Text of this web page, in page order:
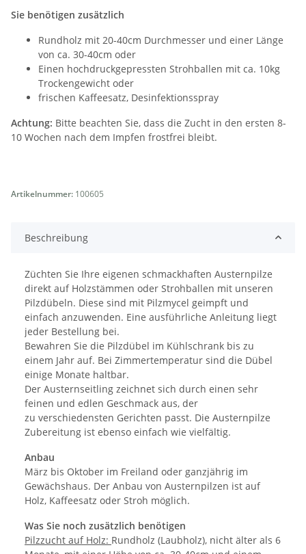
Artikelnummer: 100605
Sie benötigen zusätzlich
Rundholz mit 20-40cm Durchmesser und einer Länge
von ca. 30-40cm oder
Einen hochdruckgepressten Strohballen mit ca. 10kg
Trockengewicht oder
frischen Kaffeesatz, Desinfektionsspray
Achtung: Bitte beachten Sie, dass die Zucht in den ersten 8-
10 Wochen nach dem Impfen frostfrei bleibt.
Beschreibung
Züchten Sie Ihre eigenen schmackhaften Austernpilze
direkt auf Holzstämmen oder Strohballen mit unseren
Pilzdübeln. Diese sind mit Pilzmycel geimpft und
einfach anzuwenden. Eine ausführliche Anleitung liegt
jeder Bestellung bei.
Bewahren Sie die Pilzdübel im Kühlschrank bis zu
einem Jahr auf. Bei Zimmertemperatur sind die Dübel
einige Monate haltbar.
Der Austernseitling zeichnet sich durch einen sehr
feinen und edlen Geschmack aus, der
zu verschiedensten Gerichten passt. Die Austernpilze
Zubereitung ist ebenso einfach wie vielfältig.
Anbau
März bis Oktober im Freiland oder ganzjährig im
Gewächshaus. Der Anbau von Austernpilzen ist auf
Holz, Kaffeesatz oder Stroh möglich.
Was Sie noch zusätzlich benötigen
Pilzzucht auf Holz: Rundholz (Laubholz), nicht älter als 6